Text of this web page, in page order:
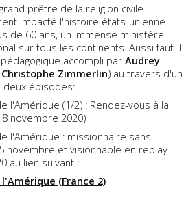
prêtre de la religion civile
impacté l'histoire états-unienne
de 60 ans, un immense ministère
sur tous les continents. Aussi faut-il
accompli par Audrey
Christophe Zimmerlin) au travers d'un
deux épisodes:
l'Amérique (1/2) : Rendez-vous à la
novembre 2020)
l'Amérique : missionnaire sans
novembre et visionnable en replay
au lien suivant :
(France 2)